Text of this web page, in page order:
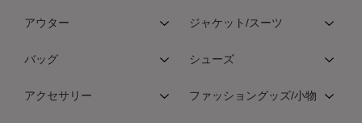
アウター ジャケット/スーツ
バッグ シューズ
アクセサリー ファッショングッズ/小物